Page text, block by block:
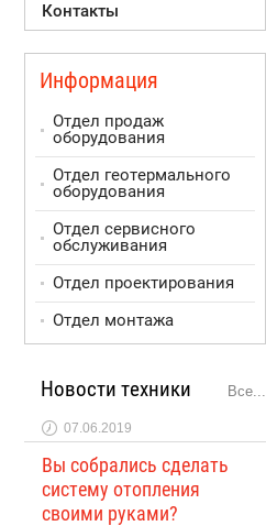
Контакты
Информация
Отдел продаж
оборудования
Отдел геотермального
оборудования
Отдел сервисного
обслуживания
Отдел проектирования
Отдел монтажа
Новости техники Все...
07.06.2019
Вы собрались сделать
систему отопления
своими руками?